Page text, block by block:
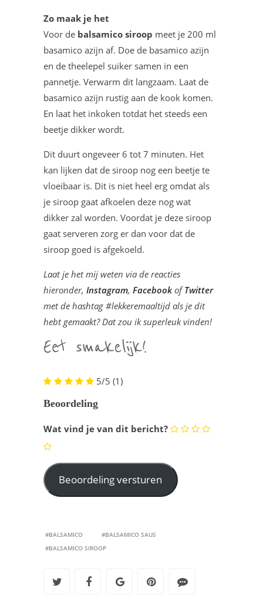
Zo maak je het
Voor de balsamico siroop meet je 200 ml
basamico azijn af. Doe de basamico azijn
en de theelepel suiker samen in een
pannetje. Verwarm dit langzaam. Laat de
basamico azijn rustig aan de kook komen.
En laat het inkoken totdat het steeds een
beetje dikker wordt.
Dit duurt ongeveer 6 tot 7 minuten. Het
kan lijken dat de siroop nog een beetje te
vloeibaar is. Dit is niet heel erg omdat als
je siroop gaat afkoelen deze nog wat
dikker zal worden. Voordat je deze siroop
gaat serveren zorg er dan voor dat de
siroop goed is afgekoeld.
Laat je het mij weten via de reacties
hieronder, Instagram, FacebookofTwitter
met de hashtag #lekkeremaaltijd als je dit
hebt gemaakt? Dat zou ik superleuk vinden!
5/5 (1)
Beoordeling
Wat vind je van dit bericht?
#BALSAMICO
#BALSAMICO SAUS
#BALSAMICO SIROOP